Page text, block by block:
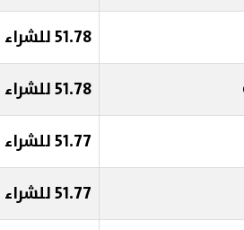
51.78 للشراء و51.88 للبيع
51.78 للشراء و51.83 للبيع
51.77 للشراء و51.87 للبيع
51.77 للشراء و51.87 للبيع